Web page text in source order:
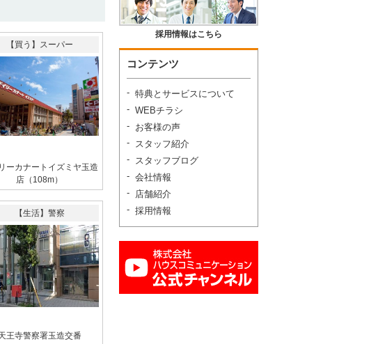
【買う】スーパー
ーカナートイズミヤ玉造
店（108m）
【生活】警察
王寺警察署玉造交番
採用情報はこちら
コンテンツ
特典とサービスについて
WEBチラシ
お客様の声
スタッフ紹介
スタッフブログ
会社情報
店舗紹介
採用情報